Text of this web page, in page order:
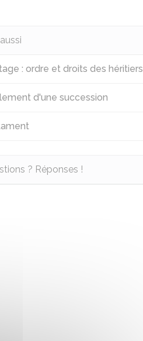
: ordre et droits des héritiers
d'une succession
? Réponses !